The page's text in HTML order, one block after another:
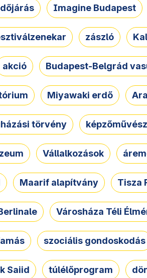
Imagine Budapest
zászló
akció Budapest-Belgrád
Miyawaki erdő
törvény
Vállalkozások
Maarif alapítvány Tisza
Városháza Téli
szociális gondoskodás
Saiid túlélőprogram